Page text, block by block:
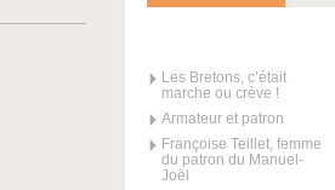
Les Bretons, c’était
marche ou crève !
Armateur et patron
Françoise Teillet, femme
du patron du Manuel-
Joël